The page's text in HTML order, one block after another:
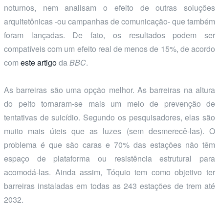
noturnos, nem analisam o efeito de outras soluções
arquitetônicas -ou campanhas de comunicação- que também
foram lançadas. De fato, os resultados podem ser
compatíveis com um efeito real de menos de 15%, de acordo
com este artigodaBBC.
As barreiras são uma opção melhor. As barreiras na altura
do peito tornaram-se mais um meio de prevenção de
tentativas de suicídio. Segundo os pesquisadores, elas são
muito mais úteis que as luzes (sem desmerecê-las). O
problema é que são caras e 70% das estações não têm
espaço de plataforma ou resistência estrutural para
acomodá-las. Ainda assim, Tóquio tem como objetivo ter
barreiras instaladas em todas as 243 estações de trem até
2032.